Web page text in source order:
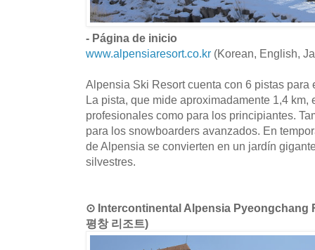
- Página de inicio
www.alpensiaresort.co.kr (Korean, English,
Alpensia Ski Resort cuenta con 6 pistas
La pista, que mide aproximadamente 1,4 km,
profesionales como para los principiantes.
para los snowboarders avanzados. En
de Alpensia se convierten en un jardín
silvestres.
⊙ Intercontinental Alpensia Pyeongchang
평창 리조트)